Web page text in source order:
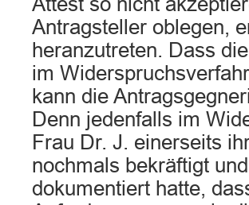
Antragsteller oblegen,
heranzutreten. Dass
im
kann die
Denn jedenfalls im
Frau Dr. J. einerseits
nochmals bekräftigt
dokumentiert hatte,